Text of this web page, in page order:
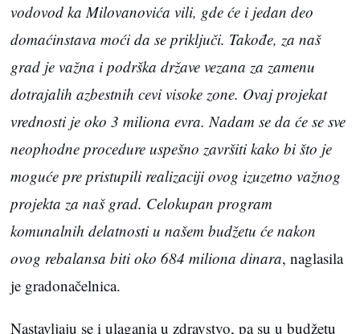
vodovod ka Milovanovića vili, gde će i jedan deo
domaćinstava moći da se priključi. Takođe, za naš
grad je važna i podrška države vezana za zamenu
dotrajalih azbestnih cevi visoke zone. Ovaj projekat
vrednosti je oko 3 miliona evra. Nadam se da će se sve
neophodne procedure uspešno završiti kako bi što je
moguće pre pristupili realizaciji ovog izuzetno važnog
projekta za naš grad. Celokupan program
komunalnih delatnosti u našem budžetu će nakon
ovog rebalansa biti oko 684 miliona dinara, naglasila
je gradonačelnica.
Nastavljaju se i ulaganja u zdravstvo, pa su u budžetu